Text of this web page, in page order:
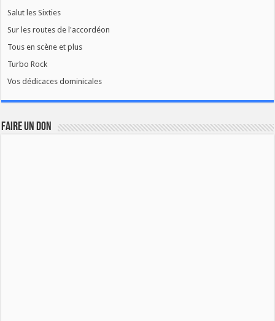
Salut les Sixties
Sur les routes de l'accordéon
Tous en scène et plus
Turbo Rock
Vos dédicaces dominicales
FAIRE UN DON